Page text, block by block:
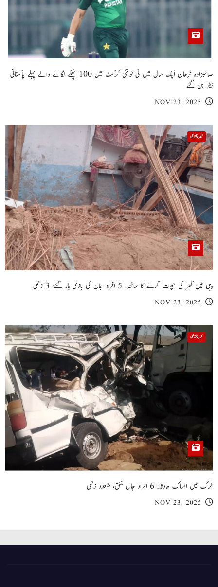
صاحبزادہ فرحان ایک سال میں ٹی ٹوئنٹی کرکٹ میں 100 چھکے لگانے والے پہلے پاکستانی
بیٹر بن گئے
NOV 23, 2025
خیبر پختونخوا
پبی میں گھر کی چھت گرنے کا سانحہ: 5 افراد جان کی بازی ہار گئے، 3 زخمی
NOV 23, 2025
خیبر پختونخوا
کرک میں المناک حادثہ: 6 افراد جاں بحق، متعدد زخمی
NOV 23, 2025